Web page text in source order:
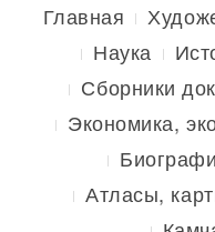
Главная
Наука
Сборники
Экономика,
Атласы,